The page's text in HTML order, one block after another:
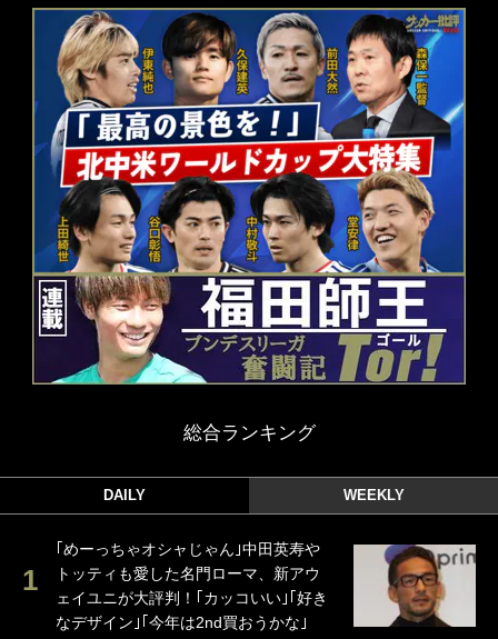
総合ランキング
DAILY WEEKLY
｢めーっちゃオシャじゃん｣中田英寿や
トッティも愛した名門ローマ、新アウ
ェイユニが大評判！｢カッコいい｣｢好き
なデザイン｣｢今年は2nd買おうかな｣